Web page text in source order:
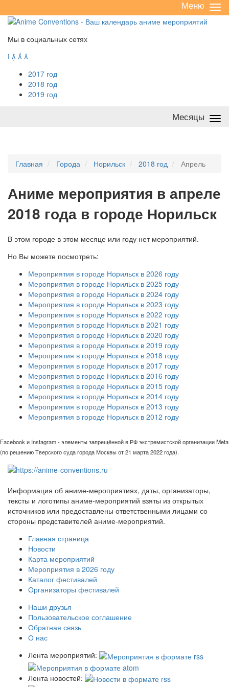
/
Меню
Мы в социальных сетях
   
2017 год
2018 год
2019 год
Месяцы
Главная Города Норильск 2018 год Апрель
Аниме мероприятия в апреле
2018 года в городе Норильск
В этом городе в этом месяце или году нет мероприятий.
Но Вы можете посмотреть:
Мероприятия в городе Норильск в 2026 году
Мероприятия в городе Норильск в 2025 году
Мероприятия в городе Норильск в 2024 году
Мероприятия в городе Норильск в 2023 году
Мероприятия в городе Норильск в 2022 году
Мероприятия в городе Норильск в 2021 году
Мероприятия в городе Норильск в 2020 году
Мероприятия в городе Норильск в 2019 году
Мероприятия в городе Норильск в 2018 году
Мероприятия в городе Норильск в 2017 году
Мероприятия в городе Норильск в 2016 году
Мероприятия в городе Норильск в 2015 году
Мероприятия в городе Норильск в 2014 году
Мероприятия в городе Норильск в 2013 году
Мероприятия в городе Норильск в 2012 году
Facebook и Instagram - элементы запрещённой в РФ экстремистской организации Meta
(по решению Тверского суда города Москвы от 21 марта 2022 года).
Информация об аниме-мероприятиях, даты, организаторы,
тексты и логотипы аниме-мероприятий взяты из открытых
источников или предоставлены ответственными лицами со
стороны представителей аниме-мероприятий.
Главная страница
Новости
Карта мероприятий
Мероприятия в 2026 году
Каталог фестивалей
Организаторы фестивалей
Наши друзья
Пользовательское соглашение
Обратная связь
О нас
Лента мероприятий:
Лента новостей: